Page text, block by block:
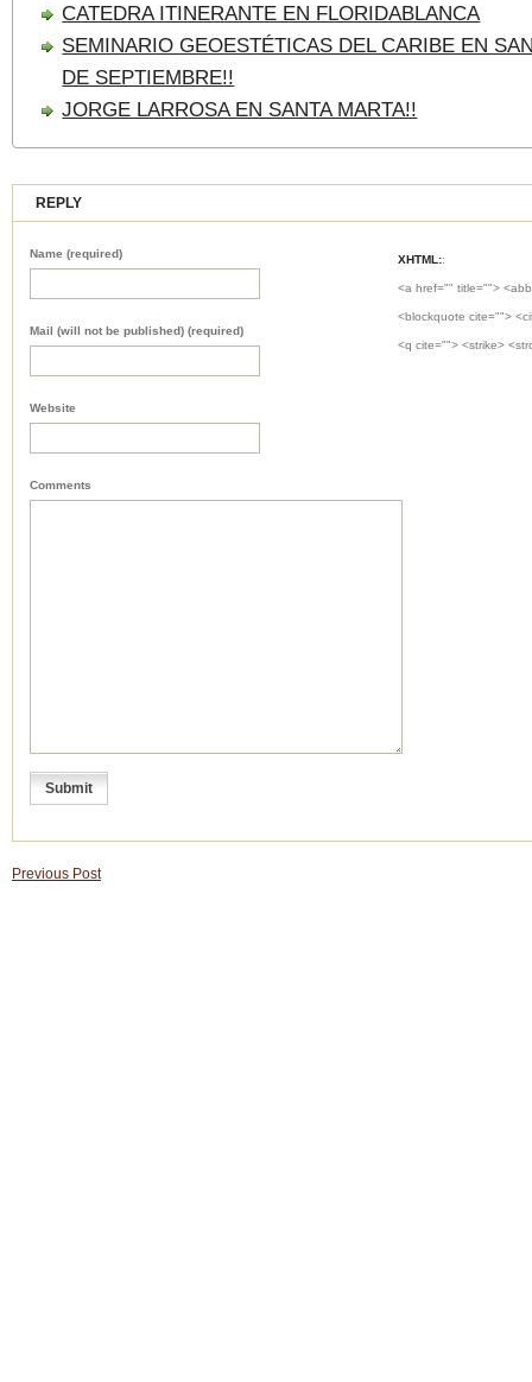
CATEDRA ITINERANTE EN FLORIDABLANCA
SEMINARIO GEOESTÉTICAS DEL CARIBE EN
DE SEPTIEMBRE!!
JORGE LARROSA EN SANTA MARTA!!
REPLY
XHTML::
<a href="" title="">
<blockquote cite="">
<q cite=""> <strike>
Name (required)
Mail (will not be published) (required)
Website
Comments
Previous Post